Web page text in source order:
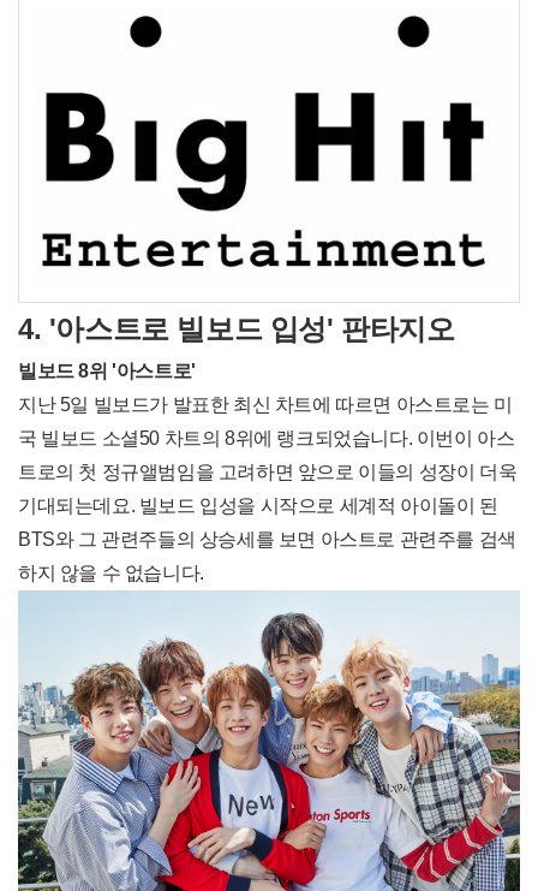
4. '아스트로 빌보드 입성' 판타지오
빌보드 8위 '아스트로'
지난 5일 빌보드가 발표한 최신 차트에 따르면 아스트로는 미
국 빌보드 소셜50 차트의 8위에 랭크되었습니다. 이번이 아스
트로의 첫 정규앨범임을 고려하면 앞으로 이들의 성장이 더욱
기대되는데요. 빌보드 입성을 시작으로 세계적 아이돌이 된
BTS와 그 관련주들의 상승세를 보면 아스트로 관련주를 검색
하지 않을 수 없습니다.